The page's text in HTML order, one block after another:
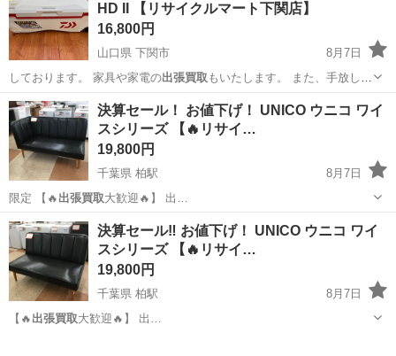
HD II 【リサイクルマート下関店】
16,800円
山口県 下関市
8月7日
しております。 家具や家電の出張買取 もいたします。 また、手放し
た…
山口 下関市 その他 ダイワ
決算セール！ お値下げ！ UNICO ウニコ ワイ
スシリーズ 【🔥リサイ…
19,800円
千葉県 柏駅
8月7日
限定 【🔥 出張買取大歓迎🔥】 出…
千葉 柏市 柏駅 ソファ ウニコ
決算セール‼ お値下げ！ UNICO ウニコ ワイ
スシリーズ 【🔥リサイ…
19,800円
千葉県 柏駅
8月7日
【🔥 出張買取大歓迎🔥】 出…